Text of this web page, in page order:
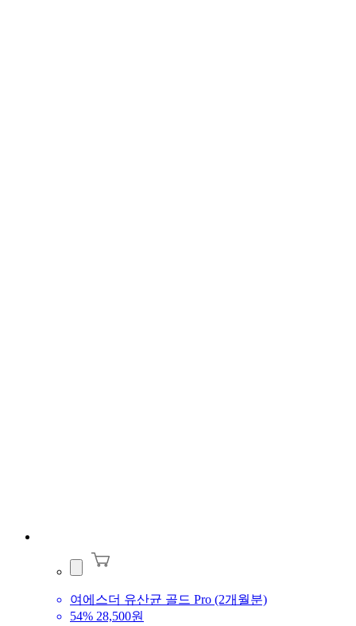
여에스더 유산균 골드 Pro (2개월분)
54% 28,500원